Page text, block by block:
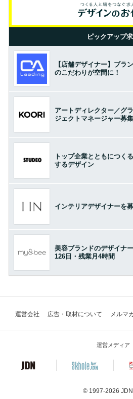
ピックアップ
【店舗デザイナー】ブラ
のこだわりが空間に！
アートディレクター／グ
ジェクトマネージャー募集
トップ企業とともにつく
するデザイン
インテリアデザイナーを
美容ブランドのデザイナ
126日・残業月4時間
運営会社 広告・取材について メルマ
運営メディア
© 1997-2026